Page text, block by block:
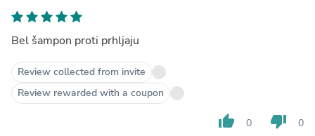
Bel šampon proti prhljaju
Review collected from invite
Review rewarded with a coupon
thumb_up 0 thumb_down 0